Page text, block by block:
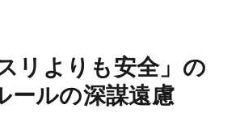
リよりも安全」の
ールの深謀遠慮